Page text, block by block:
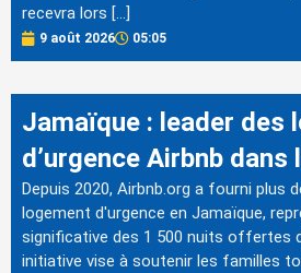
recevra lors […]
9 août 2026 05:05
Jamaïque : leader des
d’urgence Airbnb dans
Depuis 2020, Airbnb.org a fourni plus
logement d'urgence en Jamaïque,
significative des 1 500 nuits offertes
initiative vise à soutenir les familles